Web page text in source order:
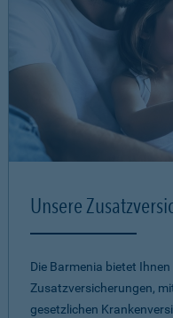
Unsere
Die Barmenia bietet Ihnen
Zusatzversicherungen,
gesetzlichen